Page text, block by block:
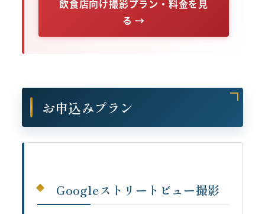
飲食店向け撮影プラン・料金を見
る →
お申込みプラン
Googleストリートビュー撮影